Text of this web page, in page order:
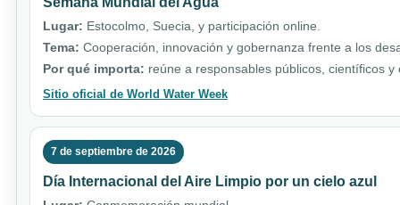
Lugar: Estocolmo, Suecia, y participación online.
Tema: Cooperación, innovación y gobernanza frente a los
Por qué importa: reúne a responsables públicos, científicos
Sitio oficial de World Water Week
7 de septiembre de 2026
Día Internacional del Aire Limpio por un cielo azul